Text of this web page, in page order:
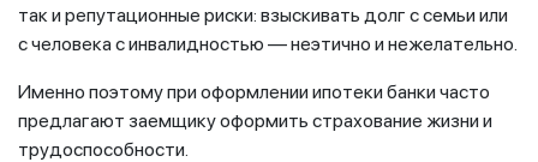
так и репутационные риски: взыскивать долг с семьи или
с человека с инвалидностью — неэтично и нежелательно.
Именно поэтому при оформлении ипотеки банки часто
предлагают заемщику оформить страхование жизни и
трудоспособности.